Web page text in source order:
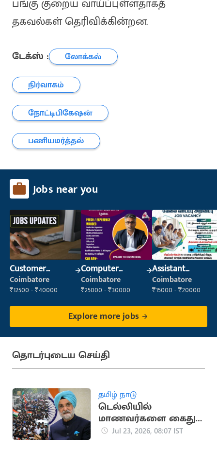
பங்கு குறைய வாய்ப்புள்ளதாகத்
தகவல்கள் தெரிவிக்கின்றன.
டேக்ஸ் :
லோக்கல்
நிர்வாகம்
நோட்டிபிகேஷன்
பணியமர்த்தல்
Jobs near you
Customer
Support Officer
Coimbatore
₹12500 - ₹40000
Computer
Operator
Coimbatore
₹25000 - ₹30000
Assistant
Manager
Coimbatore
₹15000 - ₹20000
Explore more jobs
தொடர்புடைய செய்தி
தமிழ் நாடு
டெல்லியில்
மாணவர்களை கைது
செய்த துணைநிலை
Jul 23, 2026, 08:07 IST